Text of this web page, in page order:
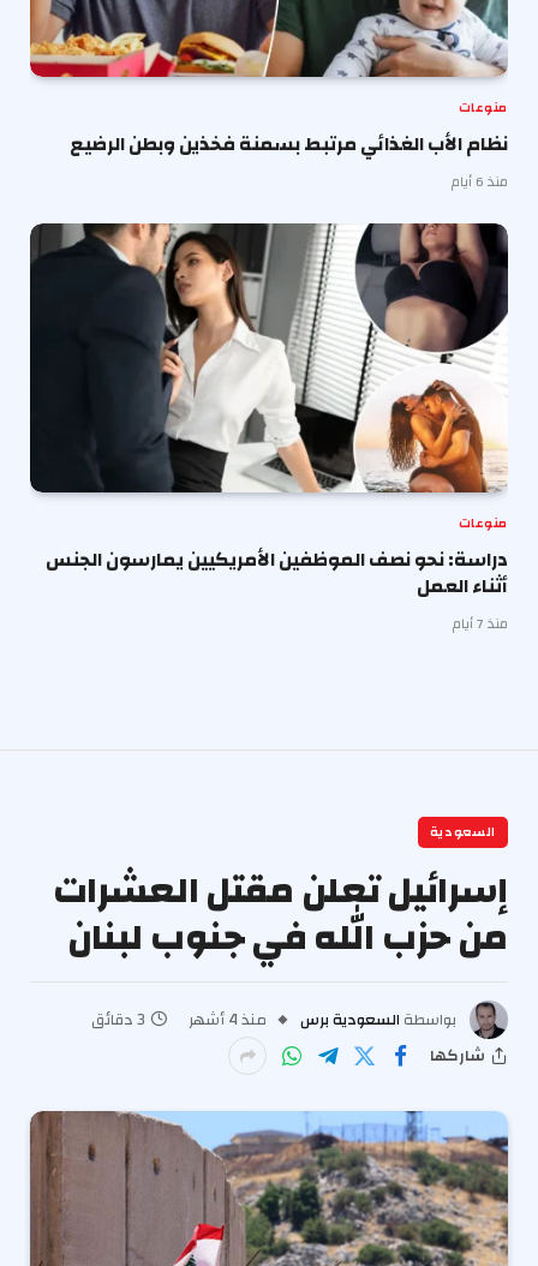
منوعات
نظام الأب الغذائي مرتبط بسمنة فخذين وبطن الرضيع
منذ 6 أيام
منوعات
دراسة: نحو نصف الموظفين الأمريكيين يمارسون الجنس
أثناء العمل
منذ 7 أيام
السعودية
إسرائيل تعلن مقتل العشرات
من حزب الله في جنوب لبنان
بواسطة السعودية برس منذ 4 أشهر
3 دقائق
شاركها